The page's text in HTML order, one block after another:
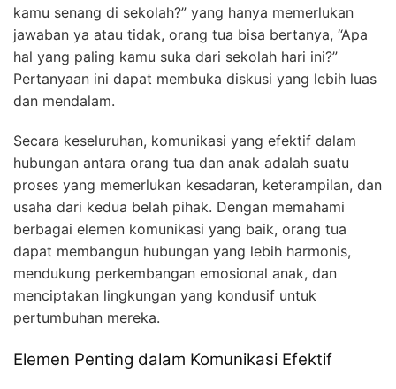
kamu senang di sekolah?” yang hanya memerlukan
jawaban ya atau tidak, orang tua bisa bertanya, “Apa
hal yang paling kamu suka dari sekolah hari ini?”
Pertanyaan ini dapat membuka diskusi yang lebih luas
dan mendalam.
Secara keseluruhan, komunikasi yang efektif dalam
hubungan antara orang tua dan anak adalah suatu
proses yang memerlukan kesadaran, keterampilan, dan
usaha dari kedua belah pihak. Dengan memahami
berbagai elemen komunikasi yang baik, orang tua
dapat membangun hubungan yang lebih harmonis,
mendukung perkembangan emosional anak, dan
menciptakan lingkungan yang kondusif untuk
pertumbuhan mereka.
Elemen Penting dalam Komunikasi Efektif